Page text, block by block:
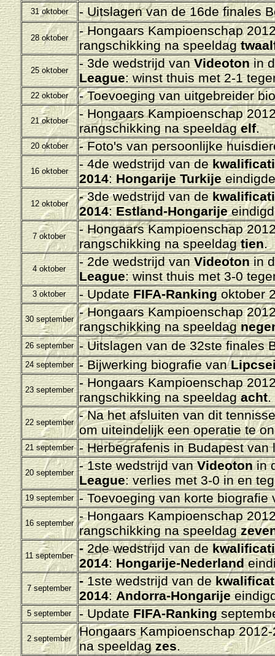
31 oktober - Uitslagen van de 16de finales
28 oktober
- Hongaars Kampioenschap
rangschikking na speeldag
25 oktober
- 3de wedstrijd vanVideotonin
League: winst thuis met 2-1
22 oktober - Toevoeging van uitgebreider
21 oktober
- Hongaars Kampioenschap
rangschikking na speeldagelf.
20 oktober - Foto's van persoonlijke
16 oktober
- 4de wedstrijd van de
2014:Hongarije Turkije
12 oktober
- 3de wedstrijd van de
2014:Estland-Hongarije
7 oktober
- Hongaars Kampioenschap
rangschikking na speeldagtien.
4 oktober
- 2de wedstrijd vanVideotonin
League: winst thuis met 3-0
3 oktober - UpdateFIFA-Rankingoktober
30 september
- Hongaars Kampioenschap
rangschikking na speeldag
26 september - Uitslagen van de 32ste finales
24 september - Bijwerking biografie van
23 september
- Hongaars Kampioenschap
rangschikking na speeldagacht.
22 september
- Na het afsluiten van dit
om uiteindelijk een operatie te
21 september - Herbegrafenis in Budapest
20 september
- 1ste wedstrijd vanVideotonin
League: verlies met 3-0 in en
19 september - Toevoeging van korte biografie
16 september
- Hongaars Kampioenschap
rangschikking na speeldag
11 september
-2de wedstrijd van de
2014:Hongarije-Nederland
7 september
-1ste wedstrijd van de
2014:Andorra-Hongarije
5 september - UpdateFIFA-Ranking
2 september
Hongaars Kampioenschap
na speeldagzes.